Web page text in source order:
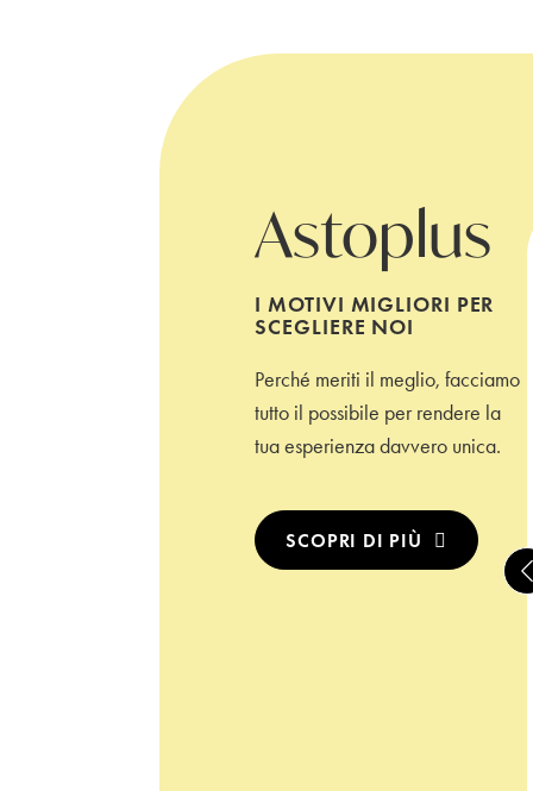
Astoplus
I MOTIVI MIGLIORI PER
SCEGLIERE NOI
Perché meriti il meglio, facciamo
tutto il possibile per rendere la
tua esperienza davvero unica.
SCOPRI DI PIÙ